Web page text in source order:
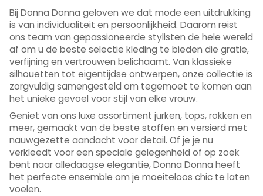
Bij Donna Donna geloven we dat mode een uitdrukking
is van individualiteit en persoonlijkheid. Daarom reist
ons team van gepassioneerde stylisten de hele wereld
af om u de beste selectie kleding te bieden die gratie,
verfijning en vertrouwen belichaamt. Van klassieke
silhouetten tot eigentijdse ontwerpen, onze collectie is
zorgvuldig samengesteld om tegemoet te komen aan
het unieke gevoel voor stijl van elke vrouw.
Geniet van ons luxe assortiment jurken, tops, rokken en
meer, gemaakt van de beste stoffen en versierd met
nauwgezette aandacht voor detail. Of je je nu
verkleedt voor een speciale gelegenheid of op zoek
bent naar alledaagse elegantie, Donna Donna heeft
het perfecte ensemble om je moeiteloos chic te laten
voelen.